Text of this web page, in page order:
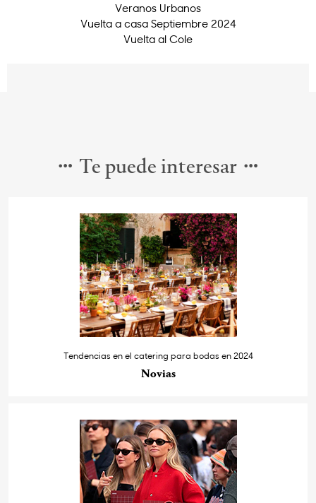
Veranos Urbanos
Vuelta a casa Septiembre 2024
Vuelta al Cole
Te puede interesar
Tendencias en el catering para bodas en 2024
Novias